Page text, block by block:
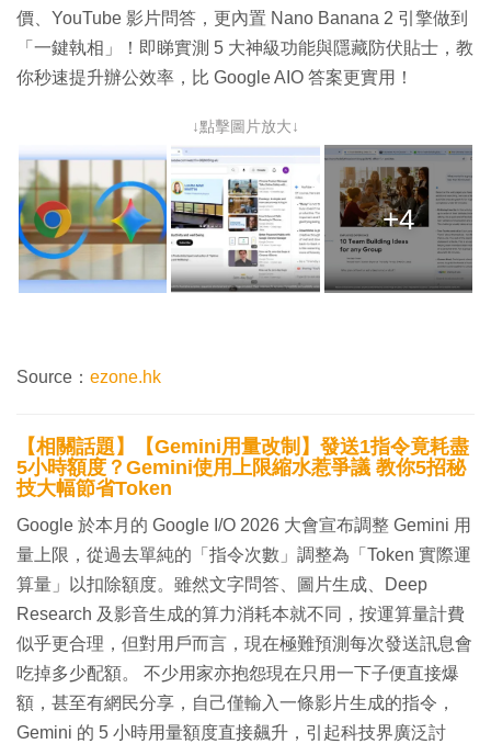
價、YouTube 影片問答，更內置 Nano Banana 2 引擎做到
「一鍵執相」！即睇實測 5 大神級功能與隱藏防伏貼士，教
你秒速提升辦公效率，比 Google AIO 答案更實用！
↓點擊圖片放大↓
+4
Source： ezone.hk
【相關話題】【Gemini用量改制】發送1指令竟耗盡
5小時額度？Gemini使用上限縮水惹爭議 教你5招秘
技大幅節省Token
Google 於本月的 Google I/O 2026 大會宣布調整 Gemini 用
量上限，從過去單純的「指令次數」調整為「Token 實際運
算量」以扣除額度。雖然文字問答、圖片生成、Deep
Research 及影音生成的算力消耗本就不同，按運算量計費
似乎更合理，但對用戶而言，現在極難預測每次發送訊息會
吃掉多少配額。 不少用家亦抱怨現在只用一下子便直接爆
額，甚至有網民分享，自己僅輸入一條影片生成的指令，
Gemini 的 5 小時用量額度直接飆升，引起科技界廣泛討